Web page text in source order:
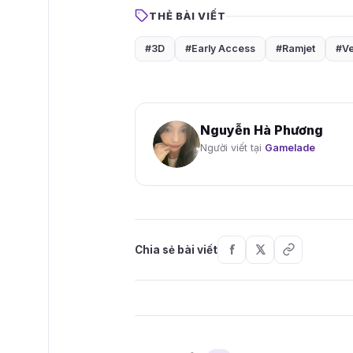
THẺ BÀI VIẾT
#3D #Early Access #Ramjet
Nguyễn Hà Phương
Người viết tại Gamelade
Chia sẻ bài viết